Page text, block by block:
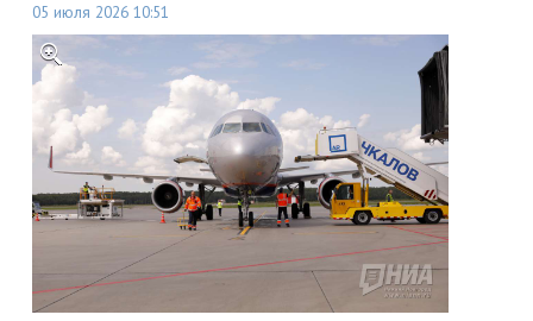
05 июля 2026 10:51